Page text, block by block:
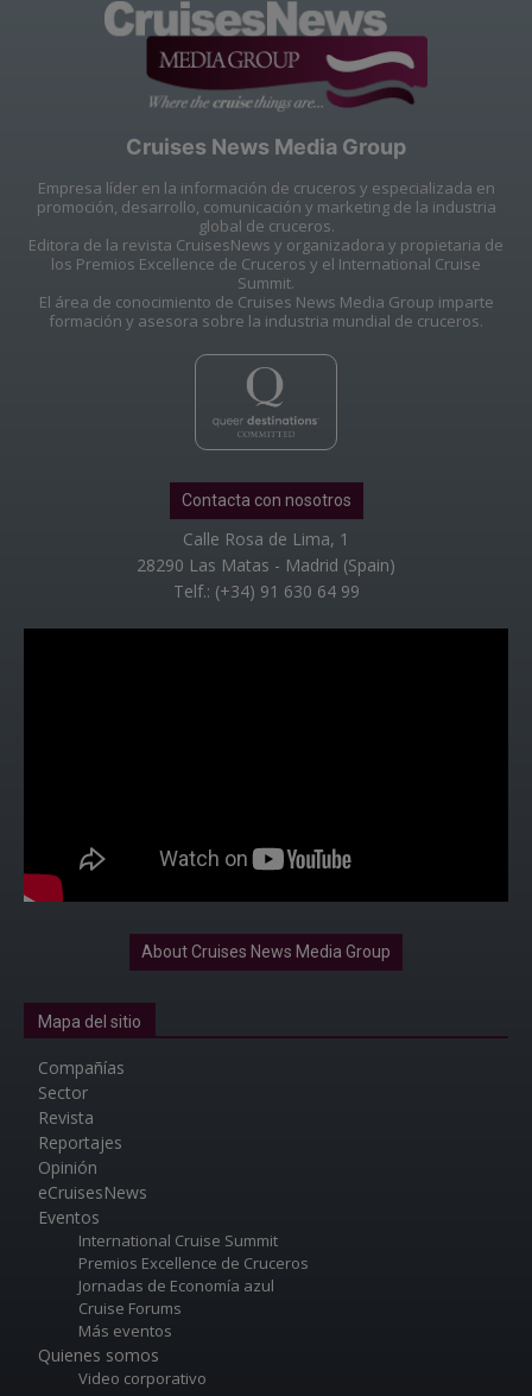
Cruises News Media Group
Empresa líder en la información de cruceros y especializada en
promoción, desarrollo, comunicación y marketing de la industria
global de cruceros.
Editora de la revista CruisesNews y organizadora y propietaria de
los Premios Excellence de Cruceros y el International Cruise
Summit.
El área de conocimiento de Cruises News Media Group imparte
formación y asesora sobre la industria mundial de cruceros.
Contacta con nosotros
Calle Rosa de Lima, 1
28290 Las Matas - Madrid (Spain)
Telf.: (+34) 91 630 64 99
About Cruises News Media Group
Mapa del sitio
Compañías
Sector
Revista
Reportajes
Opinión
eCruisesNews
Eventos
International Cruise Summit
Premios Excellence de Cruceros
Jornadas de Economía azul
Cruise Forums
Más eventos
Quienes somos
Video corporativo